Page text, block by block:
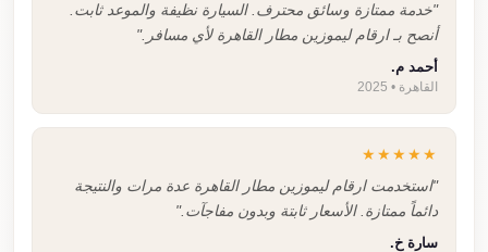
"خدمة ممتازة وسائق محترف. السيارة نظيفة والموعد ثابت.
أنصح بـ ارقام ليموزين مطار القاهرة لأي مسافر."
أحمد م.
القاهرة • 2025
★★★★★
"استخدمت ارقام ليموزين مطار القاهرة عدة مرات والنتيجة
دائماً ممتازة. الأسعار ثابتة وبدون مفاجآت."
سارة خ.